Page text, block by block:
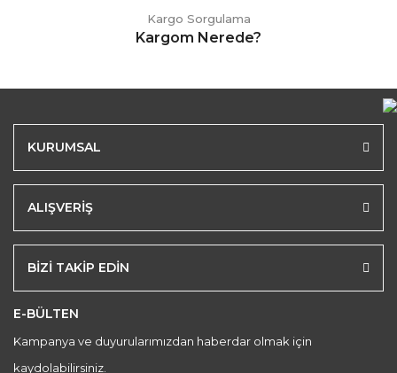
Kargo Sorgulama
Kargom Nerede?
KURUMSAL
ALIŞVERİŞ
BİZİ TAKİP EDİN
E-BÜLTEN
Kampanya ve duyurularımızdan haberdar olmak için
kaydolabilirsiniz.